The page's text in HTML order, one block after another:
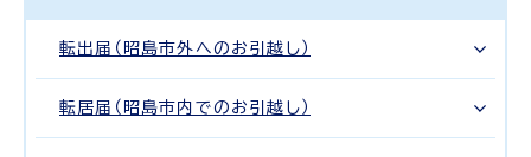
転出届（昭島市外へのお引越し）
転居届（昭島市内でのお引越し）